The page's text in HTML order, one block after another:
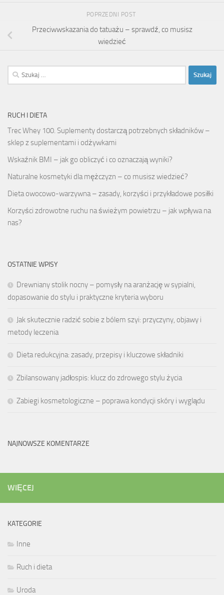
POPRZEDNI POST
Przeciwwskazania do tatuażu – sprawdź, co musisz
wiedzieć
Szukaj:
RUCH I DIETA
Trec Whey 100. Suplementy dostarczą potrzebnych składników –
sklep z suplementami i odżywkami
Wskaźnik BMI – jak go obliczyć i co oznaczają wyniki?
Naturalne kosmetyki dla mężczyzn – co musisz wiedzieć?
Dieta owocowo-warzywna – zasady, korzyści i przykładowe posiłki
Korzyści zdrowotne ruchu na świeżym powietrzu – jak wpływa na
nas?
OSTATNIE WPISY
Drewniany stolik nocny – pomysły na aranżację w sypialni,
dopasowanie do stylu i praktyczne kryteria wyboru
Jak skutecznie radzić sobie z bólem szyi: przyczyny, objawy i
metody leczenia
Dieta redukcyjna: zasady, przepisy i kluczowe składniki
Zbilansowany jadłospis: klucz do zdrowego stylu życia
Zabiegi kosmetologiczne – poprawa kondycji skóry i wyglądu
NAJNOWSZE KOMENTARZE
WIĘCEJ
KATEGORIE
Inne
Ruch i dieta
Uroda